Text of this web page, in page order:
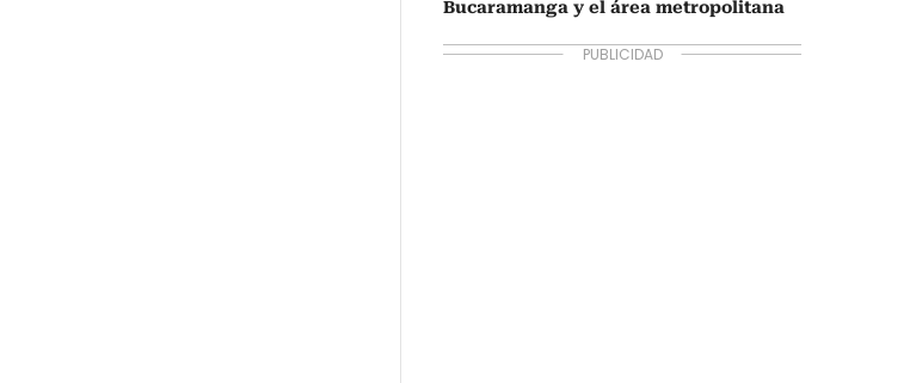
Bucaramanga y el área metropolitana